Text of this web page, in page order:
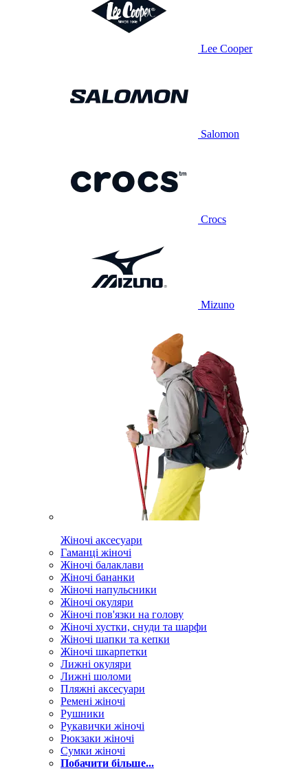
Lee Cooper
Salomon
Crocs
Mizuno
Жіночі аксесуари
Гаманці жіночі
Жіночі балаклави
Жіночі бананки
Жіночі напульсники
Жіночі окуляри
Жіночі пов'язки на голову
Жіночі хустки, снуди та шарфи
Жіночі шапки та кепки
Жіночі шкарпетки
Лижні окуляри
Лижні шоломи
Пляжні аксесуари
Ремені жіночі
Рушники
Рукавички жіночі
Рюкзаки жіночі
Сумки жіночі
Побачити більше...